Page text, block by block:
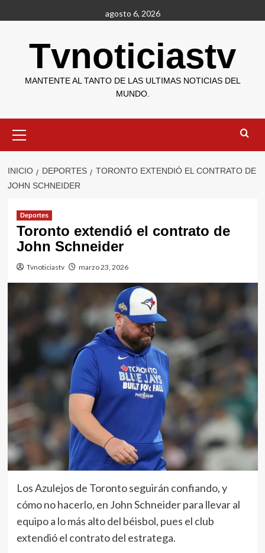
al
agosto 6, 2026
Tvnoticiastv
MANTENTE AL TANTO DE LAS ULTIMAS NOTICIAS DEL
MUNDO.
primario
INICIO DEPORTES
TORONTO EXTENDIÓ EL CONTRATO DE
JOHN SCHNEIDER
Deportes
Toronto extendió el contrato de
John Schneider
Tvnoticiastv marzo 23, 2026
Los Azulejos de Toronto seguirán confiando, y
cómo no hacerlo, en John Schneider para llevar al
equipo a lo más alto del béisbol, pues el club
extendió el contrato del estratega.